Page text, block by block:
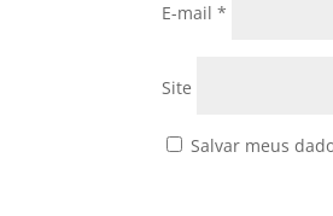
E-mail*
Site
Salvar meus